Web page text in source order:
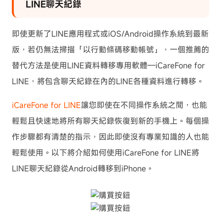
LINE聊天紀錄
即使更新了LINE應用程式或iOS/Android操作系統到最新
版，若仍無法掃描「以行動條碼移動帳號」，一個推薦的
替代方法是使用LINE資料轉移專用軟體—iCareFone for
LINE，將包含聊天紀錄在內的LINE各種資料進行轉移。
iCareFone for LINE讓您即使在不同操作系統之間，也能
輕鬆且快速地將所有聊天紀錄恢復到新的手機上。每個操
作步驟都有清楚的指示，因此即使沒有專業知識的人也能
輕鬆使用。以下將介紹如何使用iCareFone for LINE將
LINE聊天紀錄從Android轉移到iPhone。